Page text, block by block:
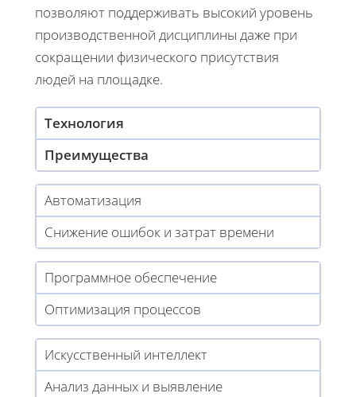
позволяют поддерживать высокий уровень
производственной дисциплины даже при
сокращении физического присутствия
людей на площадке.
Технология
Преимущества
Автоматизация
Снижение ошибок и затрат времени
Программное обеспечение
Оптимизация процессов
Искусственный интеллект
Анализ данных и выявление